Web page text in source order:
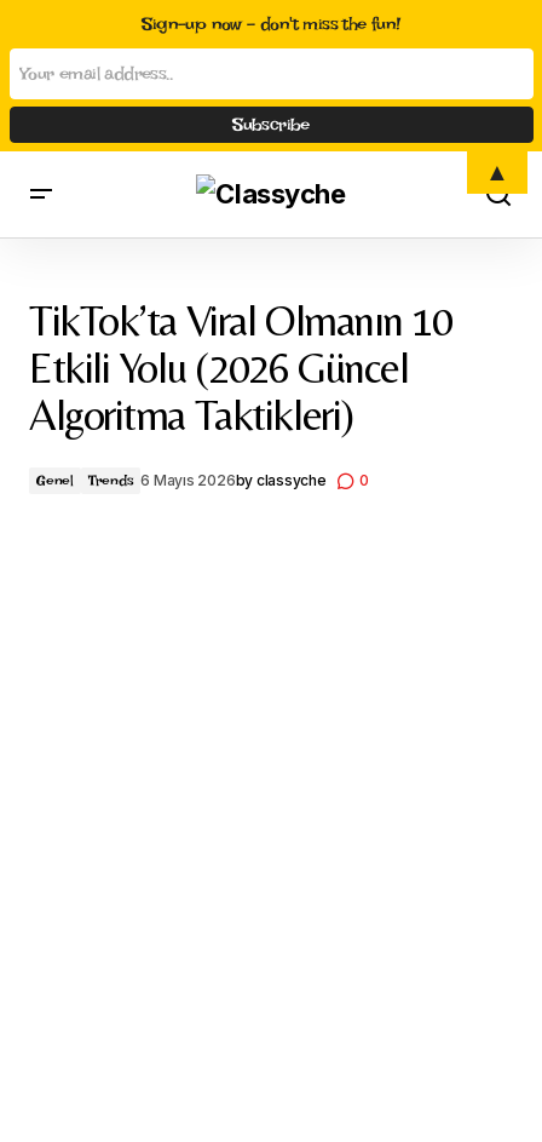
TikTok’ta Viral Olmanın 10
Etkili Yolu (2026 Güncel
Algoritma Taktikleri)
Genel Trends 6 Mayıs 2026by classyche 0
Sign-up now - don't miss the fun!
▲